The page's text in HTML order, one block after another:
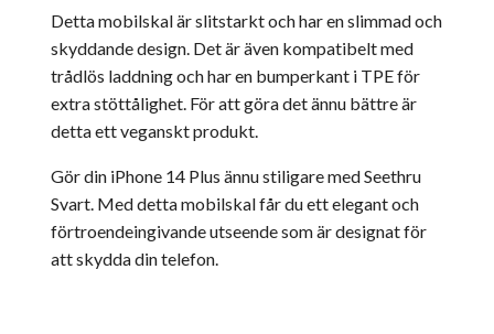
Detta mobilskal är slitstarkt och har en slimmad och
skyddande design. Det är även kompatibelt med
trådlös laddning och har en bumperkant i TPE för
extra stöttålighet. För att göra det ännu bättre är
detta ett veganskt produkt.
Gör din iPhone 14 Plus ännu stiligare med Seethru
Svart. Med detta mobilskal får du ett elegant och
förtroendeingivande utseende som är designat för
att skydda din telefon.